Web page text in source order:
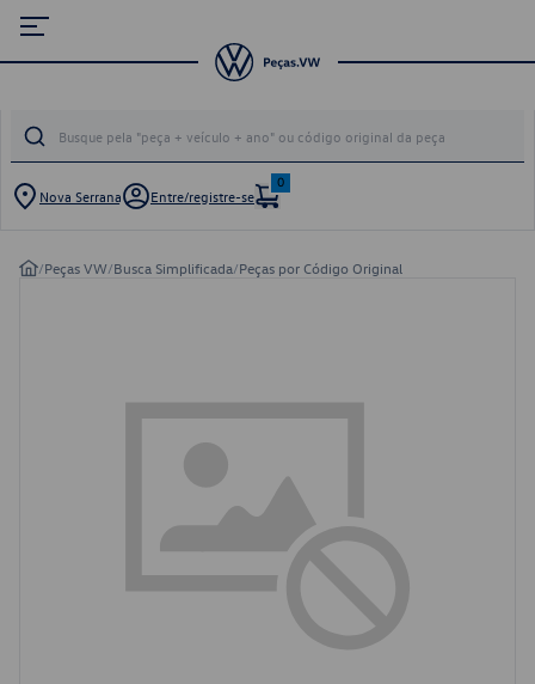
Nova Serrana Entre/registre-se
0
/Peças VW/Busca Simplificada/Peças por Código Original